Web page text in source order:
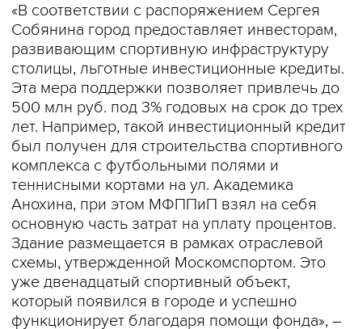
«В соответствии с распоряжением Сергея
Собянина город предоставляет инвесторам,
развивающим спортивную инфраструктуру
столицы, льготные инвестиционные кредиты.
Эта мера поддержки позволяет привлечь до
500 млн руб. под 3% годовых на срок до трех
лет. Например, такой инвестиционный кредит
был получен для строительства спортивного
комплекса с футбольными полями и
теннисными кортами на ул. Академика
Анохина, при этом МФППиП взял на себя
основную часть затрат на уплату процентов.
Здание размещается в рамках отраслевой
схемы, утвержденной Москомспортом. Это
уже двенадцатый спортивный объект,
который появился в городе и успешно
функционирует благодаря помощи фонда», –